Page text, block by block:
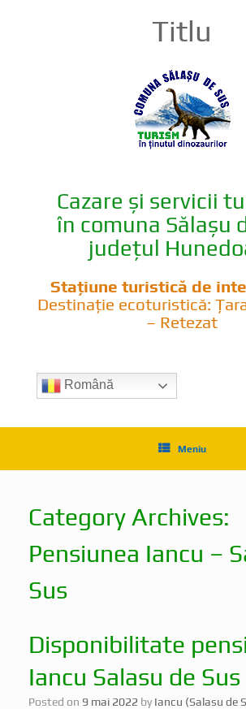
Titlu
Cazare și servicii
în comuna Sălașu
județul
Stațiune turistică de
Destinație ecoturistică:
– Retezat
Română
Meniu
Category Archives:
Pensiunea Iancu –
Sus
Disponibilitate
Iancu Salasu de Sus
Posted on 9 mai 2022 by Iancu (Salasu de